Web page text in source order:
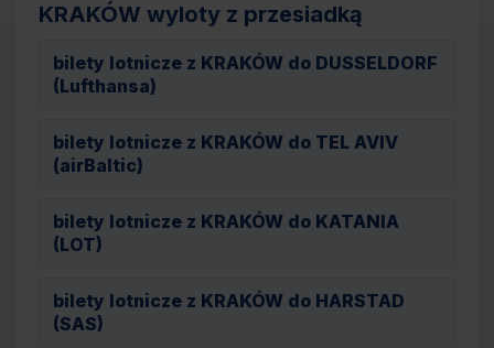
KRAKÓW wyloty z przesiadką
bilety lotnicze z KRAKÓW do DUSSELDORF
(Lufthansa)
bilety lotnicze z KRAKÓW do TEL AVIV
(airBaltic)
bilety lotnicze z KRAKÓW do KATANIA
(LOT)
bilety lotnicze z KRAKÓW do HARSTAD
(SAS)